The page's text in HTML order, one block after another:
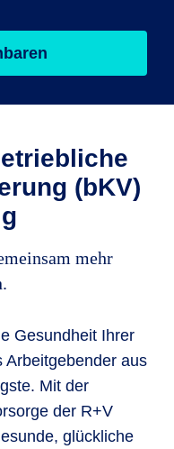
(bKV)
mehr
Gesundheit Ihrer
Arbeitgebender aus
Mit der
der R+V
glückliche